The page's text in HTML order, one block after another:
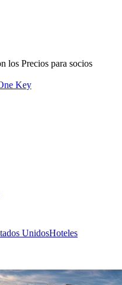
los Precios para socios
Key
UnidosHoteles